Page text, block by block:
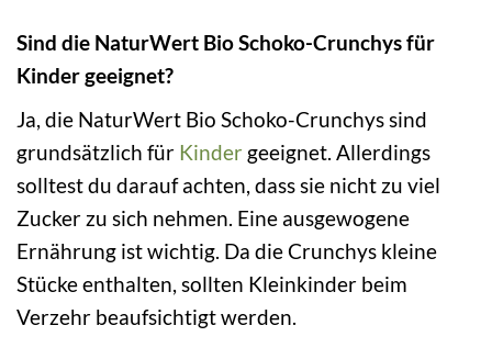
Sind die NaturWert Bio Schoko-Crunchys für
Kinder geeignet?
Ja, die NaturWert Bio Schoko-Crunchys sind
grundsätzlich für Kinder geeignet. Allerdings
solltest du darauf achten, dass sie nicht zu viel
Zucker zu sich nehmen. Eine ausgewogene
Ernährung ist wichtig. Da die Crunchys kleine
Stücke enthalten, sollten Kleinkinder beim
Verzehr beaufsichtigt werden.